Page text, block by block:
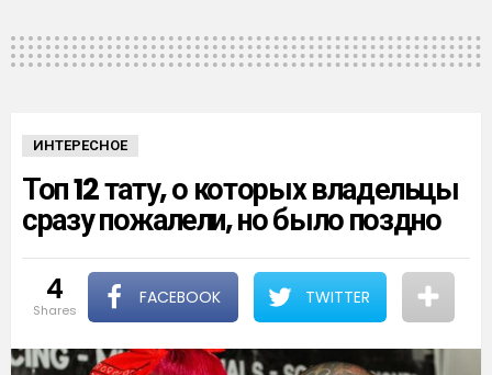
ИНТЕРЕСНОЕ
Топ 12 тату, о которых владельцы
сразу пожалели, но было поздно
4
shares
FACEBOOK TWITTER